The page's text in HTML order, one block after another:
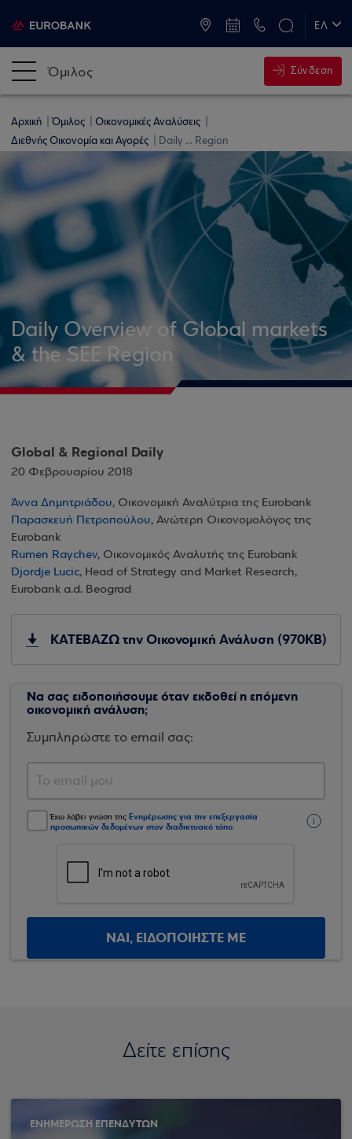
ΕΛ
Όμιλος Σύνδεση
Αρχική Όμιλος
Οικονομικές Αναλύσεις
Διεθνής Οικονομία και Αγορές
Daily ... Region
Daily Overview of Global markets
& the SEE Region
Global & Regional Daily
20 Φεβρουαρίου 2018
Άννα Δημητριάδου, Οικονομική Αναλύτρια της Eurobank
Παρασκευή Πετροπούλου, Ανώτερη Οικονομολόγος της
Eurobank
Rumen Raychev, Οικονομικός Αναλυτής της Eurobank
Djordje Lucic, Head of Strategy and Market Research,
Eurobank a.d. Beograd
ΚΑΤΕΒΑΖΩ την Οικονομική Ανάλυση (970KB)
Να σας ειδοποιήσουμε όταν εκδοθεί η επόμενη
οικονομική ανάλυση;
Συμπληρώστε το email σας:
Έχω λάβει γνώση της Ενημέρωσης για την επεξεργασία
προσωπικών δεδομένων στον διαδικτυακό τόπο.
ΝΑΙ, ΕΙΔΟΠΟΙΗΣΤΕ ΜΕ
Δείτε επίσης
ΕΝΗΜΕΡΩΣΗ ΕΠΕΝΔΥΤΩΝ